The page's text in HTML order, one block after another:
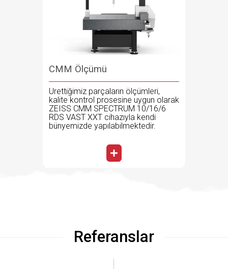
CMM Ölçümü
Ürettiğimiz parçaların ölçümleri,
kalite kontrol prosesine uygun olarak
ZEISS CMM SPECTRUM 10/16/6
RDS VAST XXT cihazıyla kendi
bünyemizde yapılabilmektedir.
Referanslar